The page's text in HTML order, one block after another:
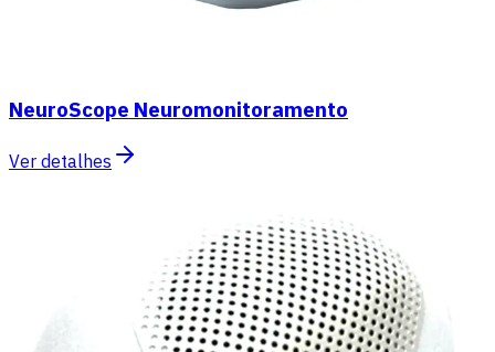
NeuroScope Neuromonitoramento
Ver detalhes